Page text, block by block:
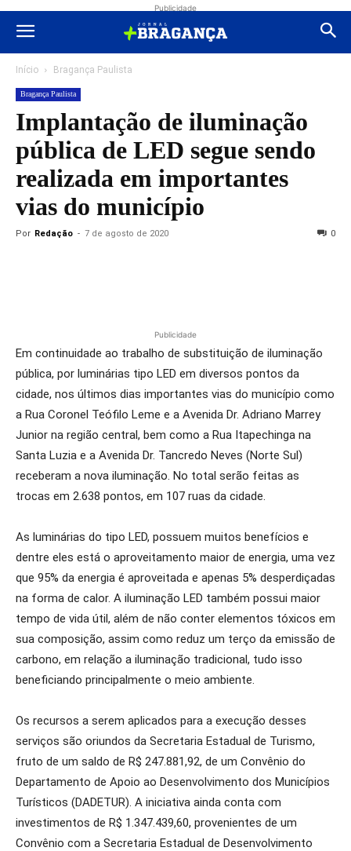
Publicidade
Início Bragança Paulista
Bragança Paulista
Implantação de iluminação
pública de LED segue sendo
realizada em importantes
vias do município
Por Redação - 7 de agosto de 2020 0
Publicidade
Em continuidade ao trabalho de substituição de iluminação
pública, por luminárias tipo LED em diversos pontos da
cidade, nos últimos dias importantes vias do município como
a Rua Coronel Teófilo Leme e a Avenida Dr. Adriano Marrey
Junior na região central, bem como a Rua Itapechinga na
Santa Luzia e a Avenida Dr. Tancredo Neves (Norte Sul)
receberam a nova iluminação. No total serão feitas as
trocas em 2.638 pontos, em 107 ruas da cidade.
As luminárias do tipo LED, possuem muitos benefícios e
dentre eles está o aproveitamento maior de energia, uma vez
que 95% da energia é aproveitada e apenas 5% desperdiçadas
na forma de calor. A iluminação LED também possui maior
tempo de vida útil, além de não conter elementos tóxicos em
sua composição, assim como reduz um terço da emissão de
carbono, em relação a iluminação tradicional, tudo isso
beneficiando principalmente o meio ambiente.
Os recursos a serem aplicados para a execução desses
serviços são oriundos da Secretaria Estadual de Turismo,
fruto de um saldo de R$ 247.881,92, de um Convênio do
Departamento de Apoio ao Desenvolvimento dos Municípios
Turísticos (DADETUR). A iniciativa ainda conta com
investimentos de R$ 1.347.439,60, provenientes de um
Convênio com a Secretaria Estadual de Desenvolvimento